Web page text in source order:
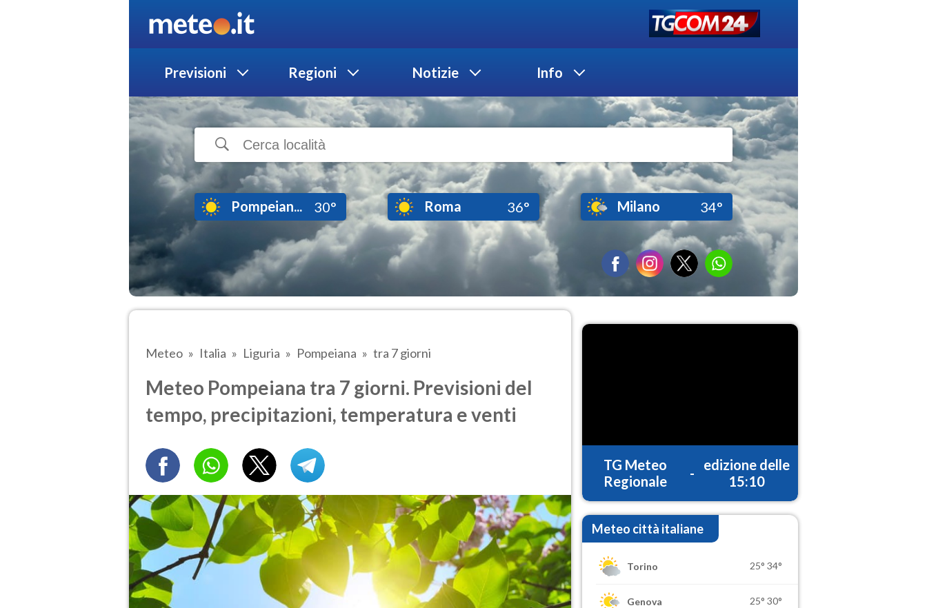
Previsioni Regioni Notizie Info
Pompeian... 30° Roma 36° Milano 34°
Meteo Italia Liguria Pompeiana tra 7 giorni
Meteo Pompeiana tra 7 giorni. Previsioni del
tempo, precipitazioni, temperatura e venti
TG Meteo
Regionale
-
edizione delle
15:10
Meteo città italiane
Torino 25° 34°
Genova 25° 30°